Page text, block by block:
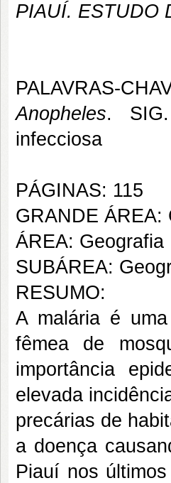
PIAUÍ. ESTUDO
PALAVRAS-
Anopheles. SIG.
infecciosa
PÁGINAS: 115
GRANDE ÁREA:
ÁREA: Geografia
SUBÁREA:
RESUMO:
A malária é
fêmea de
importância
elevada
precárias de
a doença
Piauí nos